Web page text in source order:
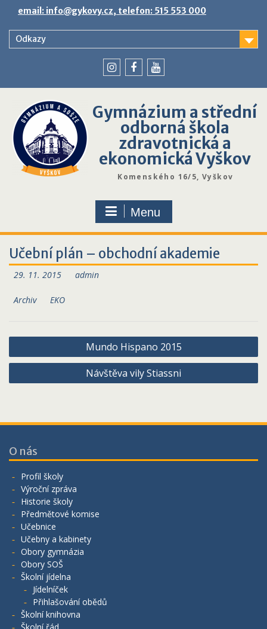
content
email: info@gykovy.cz, telefon: 515 553 000
Odkazy
Gymnázium a střední
odborná škola
zdravotnická a
ekonomická Vyškov
Komenského 16/5, Vyškov
Menu
Učební plán – obchodní akademie
29. 11. 2015 admin
Archiv EKO
Navigace
pro
Mundo Hispano 2015
Návštěva vily Stiassni
O nás
Profil školy
Výroční zpráva
Historie školy
Předmětové komise
Učebnice
Učebny a kabinety
Obory gymnázia
Obory SOŠ
Školní jídelna
Jídelníček
Přihlašování obědů
Školní knihovna